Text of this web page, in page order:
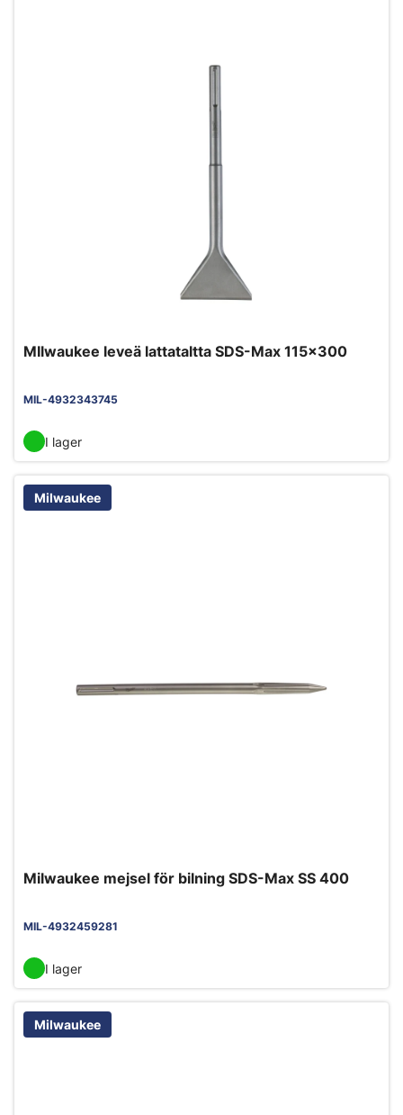
MIlwaukee leveä lattataltta SDS-Max 115x300
MIL-4932343745
I lager
Milwaukee
Milwaukee mejsel för bilning SDS-Max SS 400
MIL-4932459281
I lager
Milwaukee